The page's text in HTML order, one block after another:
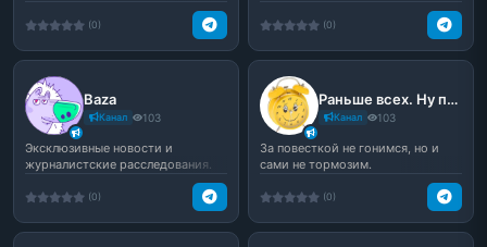
(0) (0)
Baza
Канал 103
Эксклюзивные новости и
журналистские расследования.
(0)
Раньше всех. Ну почти.
Канал 103
За повесткой не гонимся, но и
сами не тормозим.
(0)